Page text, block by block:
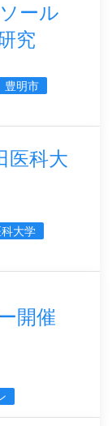
ール
究
豊明市
医科大
大学
開催